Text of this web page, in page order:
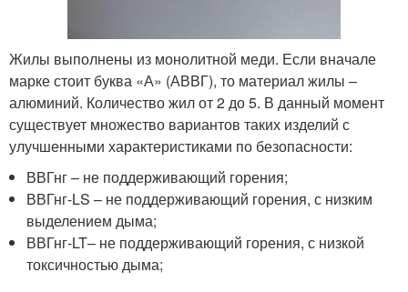
Жилы выполнены из монолитной меди. Если вначале
марке стоит буква «А» (АВВГ), то материал жилы –
алюминий. Количество жил от 2 до 5. В данный момент
существует множество вариантов таких изделий с
улучшенными характеристиками по безопасности:
ВВГнг – не поддерживающий горения;
ВВГнг-LS – не поддерживающий горения, с низким
выделением дыма;
ВВГнг-LT– не поддерживающий горения, с низкой
токсичностью дыма;